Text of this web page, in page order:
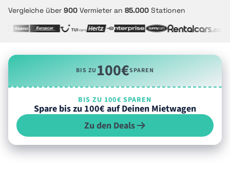
Vergleiche über 900 Vermieter an 85.000 Stationen
BIS ZU100€SPAREN
BIS ZU 100€ SPAREN
Spare bis zu 100€ auf Deinen Mietwagen
Zu den Deals